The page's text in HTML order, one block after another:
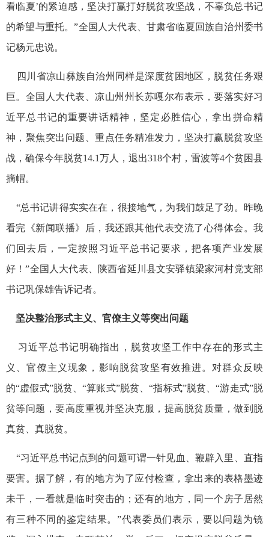
看临夏’的紧迫感，坚决打赢打好脱贫攻坚战，不辜负总书记
的希望与重托。”全国人大代表、甘肃省临夏回族自治州委书
记杨元忠说。
四川省凉山彝族自治州同样是深度贫困地区，脱贫任务艰
巨。全国人大代表、凉山州州长苏嘎尔布表示，要落实好习
近平总书记的重要讲话精神，坚定必胜信心，拿出拼命精
神，聚焦突出问题、重点任务精准发力，坚决打赢脱贫攻坚
战，确保今年脱贫14.1万人，退出318个村，雷波等4个贫困县
摘帽。
“总书记讲得实实在在，很接地气，为我们鼓足了劲。昨晚
看完《新闻联播》后，我还跟其他代表交流了心得体会。我
们回去后，一定按照习近平总书记要求，把各项产业发展
好！”全国人大代表、陕西省延川县文安驿镇梁家河村党支部
书记巩保雄告诉记者。
坚决整治形式主义、官僚主义等突出问题
习近平总书记明确指出，脱贫攻坚工作中存在的形式主
义、官僚主义现象，影响脱贫攻坚有效推进。对群众反映
的“虚假式”脱贫、“算账式”脱贫、“指标式”脱贫、“游走式”脱
贫等问题，要高度重视并坚决克服，提高脱贫质量，做到脱
真贫、真脱贫。
“习近平总书记点到的问题可谓一针见血、鞭辟入里、直指
要害。据了解，有的地方为了应付检查，拿出来的表格墨迹
未干，一看就是临时突击的；还有的地方，同一个房子居然
有三种不同的鉴定结果。”代表委员们表示，要以问题为镜